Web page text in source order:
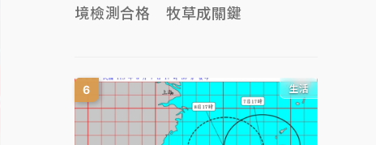
境檢測合格 牧草成關鍵
生活